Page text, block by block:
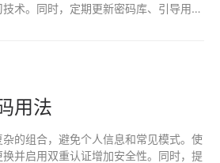
术。同时，定期更新密码库、引导用户
用法
的组合，避免个人信息和常见模式。使
并启用双重认证增加安全性。同时，提